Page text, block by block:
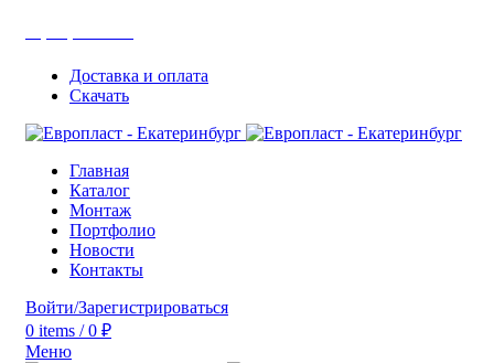
Доставка и оплата
Скачать
Главная
Каталог
Монтаж
Портфолио
Новости
Контакты
Войти/Зарегистрироваться
0 items / 0 ₽
Меню